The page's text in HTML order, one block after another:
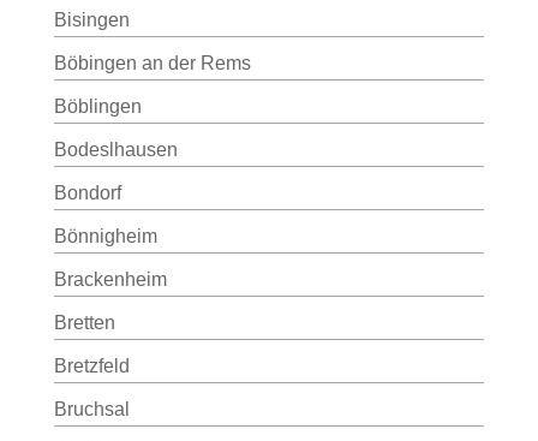
Bisingen
Böbingen an der Rems
Böblingen
Bodeslhausen
Bondorf
Bönnigheim
Brackenheim
Bretten
Bretzfeld
Bruchsal